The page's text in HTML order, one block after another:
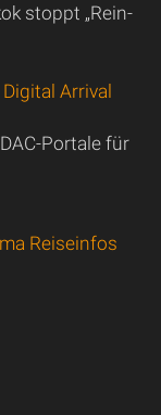
stoppt „Rein-
Arrival
Portale für
Reiseinfos